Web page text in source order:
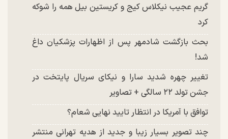
گریم عجیب نیکلاس کیج و کریستین بیل همه را شوکه
کرد
بحث بازگشت شادمهر پس از اظهارات پزشکیان داغ
شد!
تغییر چهره شدید سارا و نیکای سریال پایتخت در
جشن تولد ۲۲ سالگی + تصاویر
توافق با آمریکا در انتظار تایید نهایی شعام؟
چند تصویر بسیار زیبا و جدید از هدیه تهرانی منتشر